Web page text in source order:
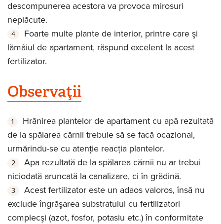
descompunerea acestora va provoca mirosuri
neplăcute.
Foarte multe plante de interior, printre care şi
lămâiul de apartament, răspund excelent la acest
fertilizator.
Observaţii
Hrănirea plantelor de apartament cu apă rezultată
de la spălarea cărnii trebuie să se facă ocazional,
urmărindu-se cu atenţie reacţia plantelor.
Apa rezultată de la spălarea cărnii nu ar trebui
niciodată aruncată la canalizare, ci în grădină.
Acest fertilizator este un adaos valoros, însă nu
exclude îngrăşarea substratului cu fertilizatori
complecşi (azot, fosfor, potasiu etc.) în conformitate